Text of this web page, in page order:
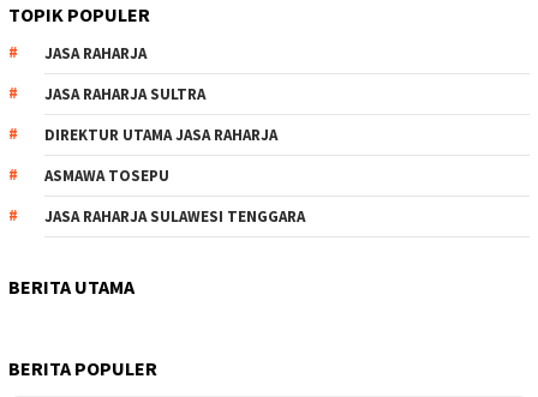
TOPIK POPULER
JASA RAHARJA
JASA RAHARJA SULTRA
DIREKTUR UTAMA JASA RAHARJA
ASMAWA TOSEPU
JASA RAHARJA SULAWESI TENGGARA
BERITA UTAMA
BERITA POPULER